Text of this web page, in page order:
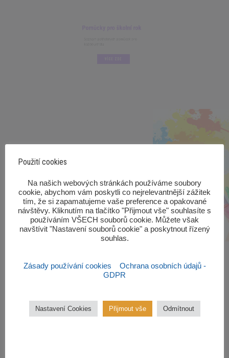
Zájmové kroužky
Použití cookies
‎Na našich webových stránkách používáme soubory
cookie, abychom vám poskytli co nejrelevantnější zážitek
tím, že si zapamatujeme vaše preference a opakované
návštěvy. Kliknutím na tlačítko "Přijmout vše" souhlasíte s
používáním VŠECH souborů cookie. Můžete však
navštívit "Nastavení souborů cookie" a poskytnout řízený
souhlas.‎
Zásady používání cookies
Ochrana osobních údajů -
GDPR
Nastavení Cookies Přijmout vše Odmítnout